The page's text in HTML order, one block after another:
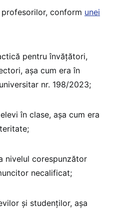
conform unei
pentru învățători,
așa cum era în
nr. 198/2023;
în clase, așa cum era
nivelul corespunzător
necalificat;
și studenților, așa